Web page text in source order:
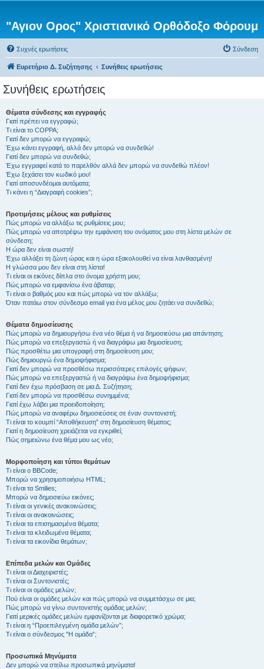
"Αγιον Ορος" Χριστιανικό Ορθόδοξο Φόρουμ
Συχνές ερωτήσεις Σύνδεση
Ευρετήριο Δ. Συζήτησης Συνήθεις ερωτήσεις
Συνήθεις ερωτήσεις
Θέματα σύνδεσης και εγγραφής
Γιατί πρέπει να εγγραφώ;
Τι είναι το COPPA;
Γιατί δεν μπορώ να εγγραφώ;
Έχω κάνει εγγραφή, αλλά δεν μπορώ να συνδεθώ!
Γιατί δεν μπορώ να συνδεθώ;
Έχω εγγραφεί κατά το παρελθόν αλλά δεν μπορώ να συνδεθώ πλέον!
Έχω ξεχάσει τον κωδικό μου!
Γιατί αποσυνδέομαι αυτόματα;
Τι κάνει η “Διαγραφή cookies”;
Προτιμήσεις μέλους και ρυθμίσεις
Πώς μπορώ να αλλάξω τις ρυθμίσεις μου;
Πώς μπορώ να αποτρέψω την εμφάνιση του ονόματος μου στη λίστα μελών σε
σύνδεση;
Η ώρα δεν είναι σωστή!
Έχω αλλάξει τη ζώνη ώρας και η ώρα εξακολουθεί να είναι λανθασμένη!
Η γλώσσα μου δεν είναι στη λίστα!
Τι είναι οι εικόνες δίπλα στο όνομα χρήστη μου;
Πώς μπορώ να εμφανίσω ένα άβαταρ;
Τι είναι ο βαθμός μου και πώς μπορώ να τον αλλάξω;
Όταν πατάω στον σύνδεσμο email για ένα μέλος μου ζητάει να συνδεθώ;
Θέματα δημοσίευσης
Πώς μπορώ να δημιουργήσω ένα νέο θέμα ή να δημοσιεύσω μια απάντηση;
Πώς μπορώ να επεξεργαστώ ή να διαγράψω μια δημοσίευση;
Πώς προσθέτω μια υπογραφή στη δημοσίευση μου;
Πώς δημιουργώ ένα δημοψήφισμα;
Γιατί δεν μπορώ να προσθέσω περισσότερες επιλογές ψήφων;
Πώς μπορώ να επεξεργαστώ ή να διαγράψω ένα δημοψήφισμα;
Γιατί δεν έχω πρόσβαση σε μια Δ. Συζήτηση;
Γιατί δεν μπορώ να προσθέσω συνημμένα;
Γιατί έχω λάβει μια προειδοποίηση;
Πώς μπορώ να αναφέρω δημοσιεύσεις σε έναν συντονιστή;
Τι είναι το κουμπί “Αποθήκευση” στη δημοσίευση θέματος;
Γιατί η δημοσίευση χρειάζεται να εγκριθεί;
Πώς σημειώνω ένα θέμα μου ως νέο;
Μορφοποίηση και τύποι θεμάτων
Τι είναι ο BBCode;
Μπορώ να χρησιμοποιήσω HTML;
Τι είναι τα Smilies;
Μπορώ να δημοσιεύω εικόνες;
Τι είναι οι γενικές ανακοινώσεις;
Τι είναι οι ανακοινώσεις;
Τι είναι τα επισημασμένα θέματα;
Τι είναι τα κλειδωμένα θέματα;
Τι είναι τα εικονίδια θεμάτων;
Επίπεδα μελών και Ομάδες
Τι είναι οι Διαχειριστές;
Τι είναι οι Συντονιστές;
Τι είναι οι ομάδες μελών;
Πού είναι οι ομάδες μελών και πώς μπορώ να συμμετάσχω σε μια;
Πώς μπορώ να γίνω συντονιστής ομάδας μελών;
Γιατί μερικές ομάδες μελών εμφανίζονται με διαφορετικό χρώμα;
Τι είναι η “Προεπιλεγμένη ομάδα μελών”;
Τι είναι ο σύνδεσμος "Η ομάδα”;
Προσωπικά Μηνύματα
Δεν μπορώ να στείλω προσωπικά μηνύματα!